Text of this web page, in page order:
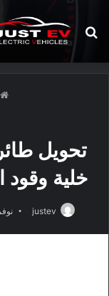
بحث
عن
خلية وقود
justev نوفمبر